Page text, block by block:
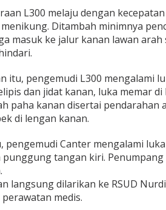
L300 melaju dengan
Ditambah minimnya
masuk ke jalur kanan lawan
itu, pengemudi L300 mengalami
dan jidat kanan, luka memar
paha kanan disertai
di lengan kanan.
pengemudi Canter mengalami
punggung tangan kiri.
langsung dilarikan ke RSUD
medis.